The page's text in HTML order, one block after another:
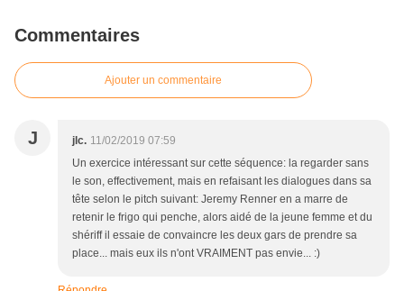
Commentaires
Ajouter un commentaire
J jlc. 11/02/2019 07:59
Un exercice intéressant sur cette séquence: la regarder sans
le son, effectivement, mais en refaisant les dialogues dans sa
tête selon le pitch suivant: Jeremy Renner en a marre de
retenir le frigo qui penche, alors aidé de la jeune femme et du
shériff il essaie de convaincre les deux gars de prendre sa
place... mais eux ils n'ont VRAIMENT pas envie... :)